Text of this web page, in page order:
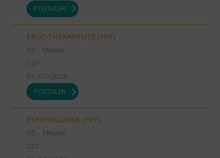
POSTULER
ERGOTHERAPEUTE (H/F)
55 - Meuse
CDI
01/07/2026
POSTULER
PSYCHOLOGUE (H/F)
55 - Meuse
CDI